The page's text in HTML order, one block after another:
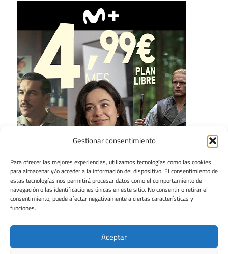
Gestionar consentimiento
Para ofrecer las mejores experiencias, utilizamos tecnologías como las cookies
para almacenar y/o acceder a la información del dispositivo. El consentimiento de
estas tecnologías nos permitirá procesar datos como el comportamiento de
navegación o las identificaciones únicas en este sitio. No consentir o retirar el
consentimiento, puede afectar negativamente a ciertas características y
funciones.
Aceptar